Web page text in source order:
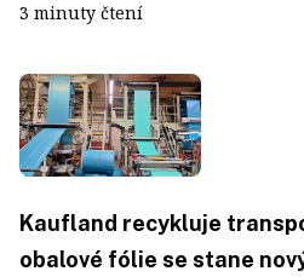
3 minuty čtení
Kaufland recykluje
obalové fólie se stane